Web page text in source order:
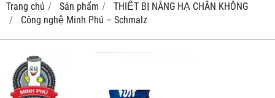
Trang chủ Sản phẩm
THIẾT BỊ NÂNG HẠ CHÂN KHÔNG
Công nghệ Minh Phú – Schmalz